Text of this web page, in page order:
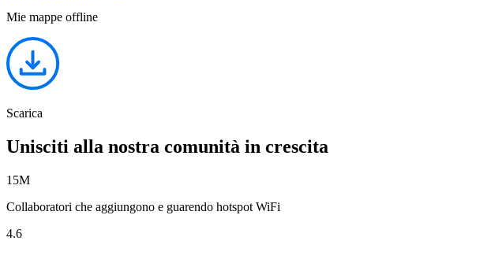
Mie mappe offline
Scarica
Unisciti alla nostra comunità in crescita
15M
Collaboratori che aggiungono e guarendo hotspot WiFi
4.6